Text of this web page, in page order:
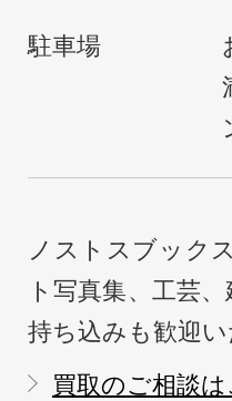
駐車場
ノストスブック
ト写真集、工芸
持ち込みも歓迎い
買取のご相談